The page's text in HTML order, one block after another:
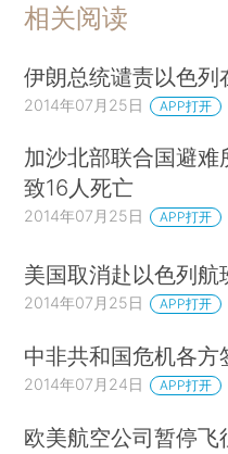
相关阅读
伊朗总统谴责以色列
2014年07月25日 APP打开
加沙北部联合国避难
致16人死亡
2014年07月25日 APP打开
美国取消赴以色列航
2014年07月25日 APP打开
中非共和国危机各方
2014年07月24日 APP打开
欧美航空公司暂停飞